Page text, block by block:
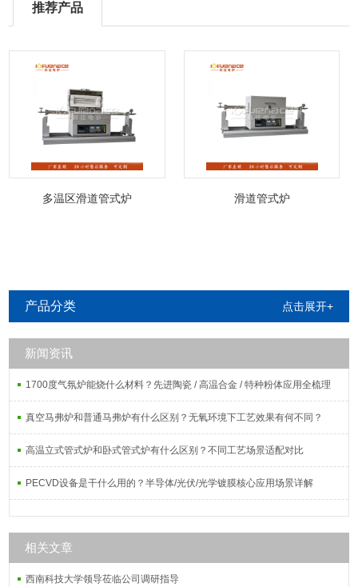
推荐产品
多温区滑道管式炉 滑道管式炉
产品分类 点击展开+
新闻资讯
1700度气氛炉能烧什么材料？先进陶瓷 / 高温合金 / 特种粉体应用全梳理
真空马弗炉和普通马弗炉有什么区别？无氧环境下工艺效果有何不同？
高温立式管式炉和卧式管式炉有什么区别？不同工艺场景适配对比
PECVD设备是干什么用的？半导体/光伏/光学镀膜核心应用场景详解
相关文章
西南科技大学领导莅临公司调研指导